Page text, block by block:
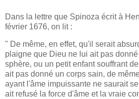
Dans la lettre que Spinoza écrit à
février 1676, on lit :
" De même, en effet, qu'il serait
plaigne que Dieu ne lui ait pas
sphère, ou un petit enfant souffrant
ait pas donné un corps sain, de
ayant l'âme impuissante ne saurait
ait refusé la force d'âme et la vraie